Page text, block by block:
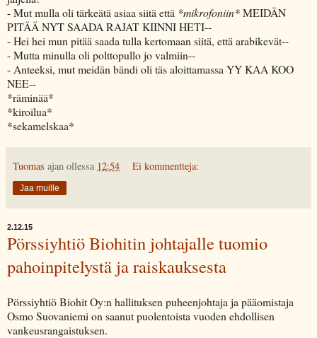
- Mut mulla oli tärkeätä asiaa siitä että *mikrofoniin*MEIDÄN
PITÄÄ NYT SAADA RAJAT KIINNI HETI--
- Hei hei mun pitää saada tulla kertomaan siitä, että arabikevät--
- Mutta minulla oli polttopullo jo valmiin--
- Anteeksi, mut meidän bändi oli täs aloittamassa YY KAA KOO
NEE--
*räminää*
*kiroilua*
*sekamelskaa*
Tuomas ajan ollessa 12:54 Ei kommentteja:
Jaa muille
2.12.15
Pörssiyhtiö Biohitin johtajalle tuomio
pahoinpitelystä ja raiskauksesta
Pörssiyhtiö Biohit Oy:n hallituksen puheenjohtaja ja pääomistaja
Osmo Suovaniemi on saanut puolentoista vuoden ehdollisen
vankeusrangaistuksen.